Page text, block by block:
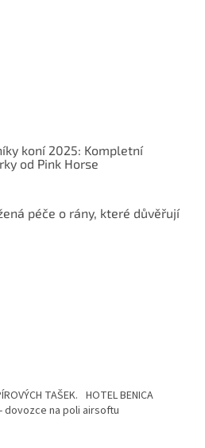
koní 2025: Kompletní
od Pink Horse
péče o rány, které důvěřují
TAŠEK. HOTEL BENICA
- dovozce na poli airsoftu